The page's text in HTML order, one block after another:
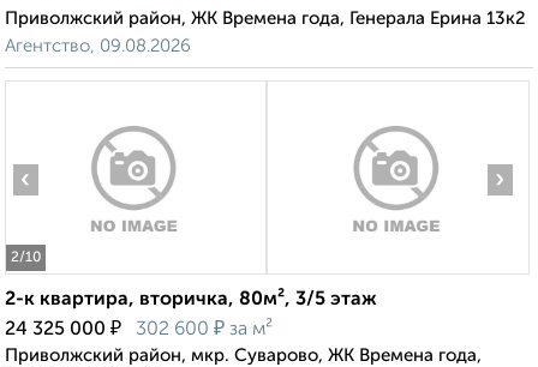
Приволжский район, ЖК Времена года, Генерала Ерина 13к2
Агентство, 09.08.2026
2/10
‹ ›
2-к квартира, вторичка, 80м², 3/5 этаж
24 325 000 ₽ 302 600 ₽ за м²
Приволжский район, мкр. Суварово, ЖК Времена года,